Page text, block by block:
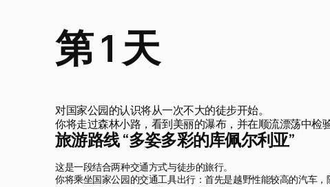
第 1 天
对国家公园的认识将从一次不大的徒步开始。
你将走过森林小路，看到美丽的瀑布，并在顺流漂荡中检
旅游路线 “多姿多彩的库佩尔利亚”
这是一段结合两种交通方式与徒步的旅行。
你将乘坐国家公园的交通工具出行：首先是越野性能较高的汽车